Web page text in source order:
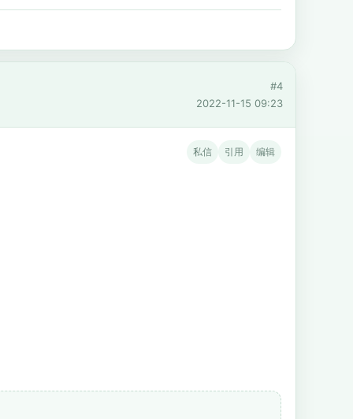
#4
2022-11-15 09:23
私信 引用 编辑